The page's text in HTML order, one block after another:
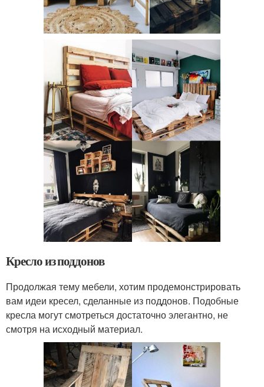
Кресло из поддонов
Продолжая тему мебели, хотим продемонстрировать
вам идеи кресел, сделанные из поддонов. Подобные
кресла могут смотреться достаточно элегантно, не
смотря на исходный материал.